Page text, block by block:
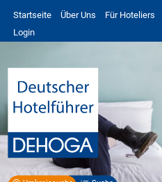
Startseite Über Uns Für Hoteliers
Login